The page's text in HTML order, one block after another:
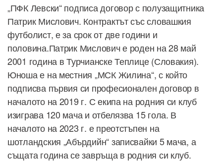
„ПФК Левски“ подписа договор с полузащитника
Патрик Мислович. Контрактът със словашкия
футболист, е за срок от две години и
половина.Патрик Мислович е роден на 28 май
2001 година в Турчианске Теплице (Словакия).
Юноша е на местния „МСК Жилина“, с който
подписва първия си професионален договор в
началото на 2019 г. С екипа на родния си клуб
изиграва 120 мача и отбелязва 15 гола. В
началото на 2023 г. е преотстъпен на
шотландския „Абърдийн“ записвайки 5 мача, а
същата година се завръща в родния си клуб.